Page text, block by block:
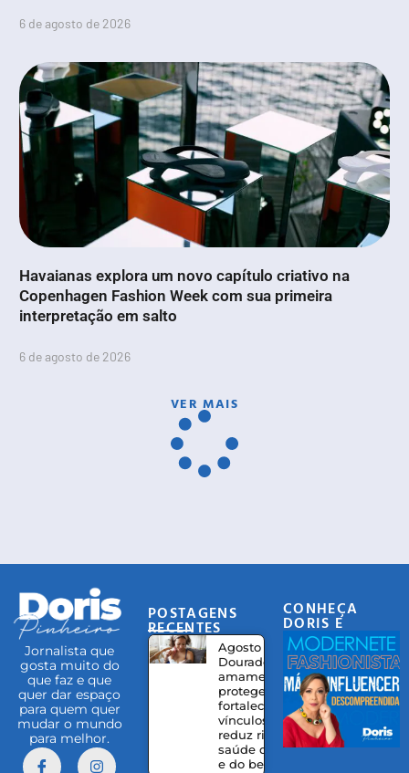
6 de agosto de 2026
Havaianas explora um novo capítulo criativo na
Copenhagen Fashion Week com sua primeira
interpretação em salto
6 de agosto de 2026
VER MAIS
Jornalista que
gosta muito do
que faz e que
quer dar espaço
para quem quer
mudar o mundo
para melhor.
POSTAGENS
RECENTES
Agosto
Dourado:
amamentação
protege,
fortalece
vínculos e
reduz riscos à
saúde da mãe
e do bebê
CONHEÇA
DORIS E
EQUIPE